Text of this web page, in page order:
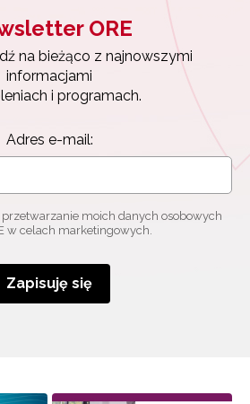
ORE
na bieżąco z najnowszymi
informacjami
i programach.
Adres e-mail:
moich danych osobowych
w celach marketingowych.
Zapisuję się